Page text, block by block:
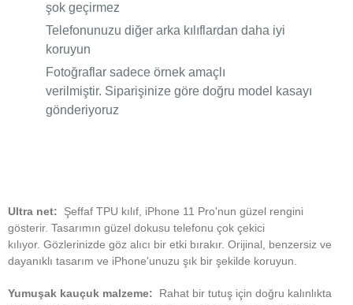
şok geçirmez
Telefonunuzu diğer arka kılıflardan daha iyi
koruyun
Fotoğraflar sadece örnek amaçlı
verilmiştir. Siparişinize göre doğru model kasayı
gönderiyoruz
Ultra net:
Şeffaf TPU kılıf, iPhone 11 Pro'nun güzel rengini
gösterir. Tasarımın güzel dokusu telefonu çok çekici
kılıyor. Gözlerinizde göz alıcı bir etki bırakır. Orijinal, benzersiz ve
dayanıklı tasarım ve iPhone'unuzu şık bir şekilde koruyun.
Yumuşak kauçuk malzeme:
Rahat bir tutuş için doğru kalınlıkta